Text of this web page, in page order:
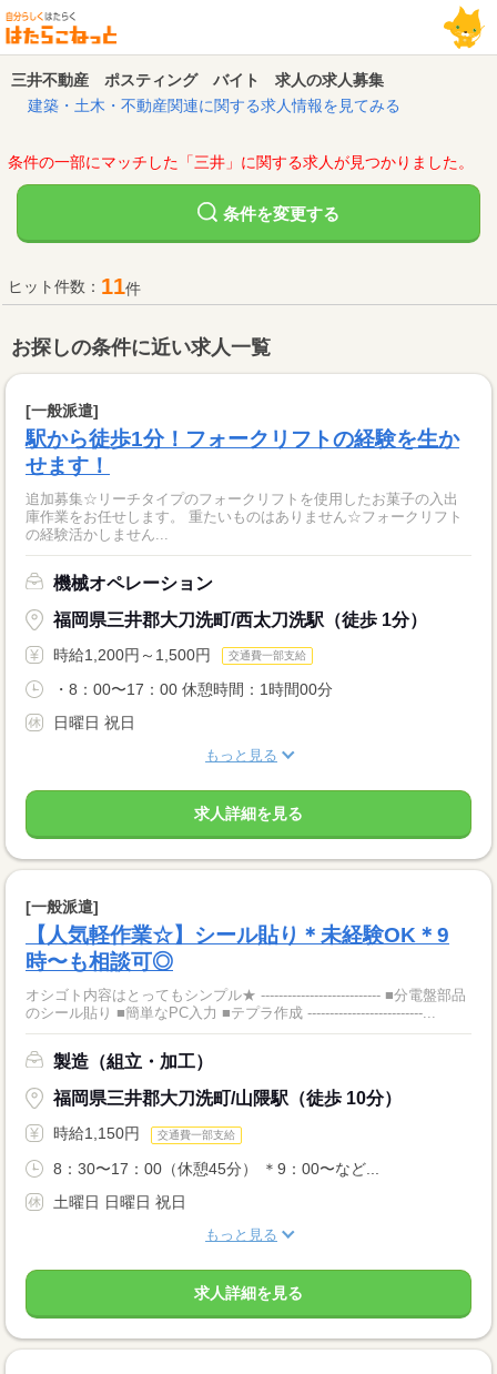
三井不動産 ポスティング バイト 求人の求人募集
建築・土木・不動産関連に関する求人情報を見てみる
条件の一部にマッチした「三井」に関する求人が見つかりました。
条件を変更する
ヒット件数： 11件
お探しの条件に近い求人一覧
[一般派遣]
駅から徒歩1分！フォークリフトの経験を生か
せます！
追加募集☆リーチタイプのフォークリフトを使用したお菓子の入出
庫作業をお任せします。 重たいものはありません☆フォークリフト
の経験活かしません...
機械オペレーション
福岡県三井郡大刀洗町/西太刀洗駅（徒歩 1分）
時給1,200円～1,500円 交通費一部支給
・8：00〜17：00 休憩時間：1時間00分
日曜日 祝日
もっと見る
求人詳細を見る
[一般派遣]
【人気軽作業☆】シール貼り＊未経験OK＊9
時〜も相談可◎
オシゴト内容はとってもシンプル★ --------------------------- ■分電盤部品
のシール貼り ■簡単なPC入力 ■テプラ作成 --------------------------...
製造（組立・加工）
福岡県三井郡大刀洗町/山隈駅（徒歩 10分）
時給1,150円 交通費一部支給
8：30〜17：00（休憩45分） ＊9：00〜など...
土曜日 日曜日 祝日
もっと見る
求人詳細を見る